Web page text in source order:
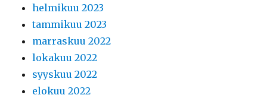
helmikuu 2023
tammikuu 2023
marraskuu 2022
lokakuu 2022
syyskuu 2022
elokuu 2022